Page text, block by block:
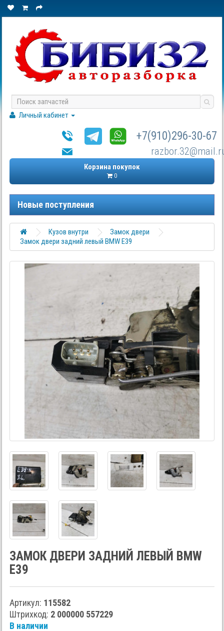
Личный кабинет
+7(910)296-30-67
Корзина покупок
0
Новые поступления
Кузов внутри
Замок двери
Замок двери задний левый BMW E39
ЗАМОК ДВЕРИ ЗАДНИЙ ЛЕВЫЙ BMW
E39
Артикул: 115582
Штрихкод: 2 000000 557229
В наличии